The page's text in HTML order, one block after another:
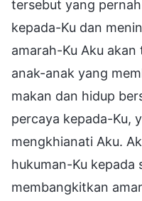
tersebut yang
kepada-Ku dan
amarah-Ku Aku
anak-anak yang
makan dan hidup
percaya kepada-Ku,
mengkhianati Aku.
hukuman-Ku kepada
membangkitkan